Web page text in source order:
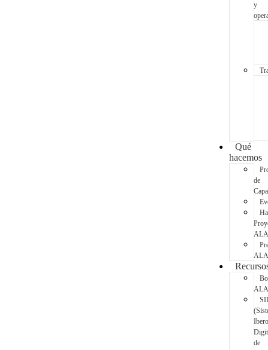
y
Qué
hacemos
de
ALA
ALA
ALA
de